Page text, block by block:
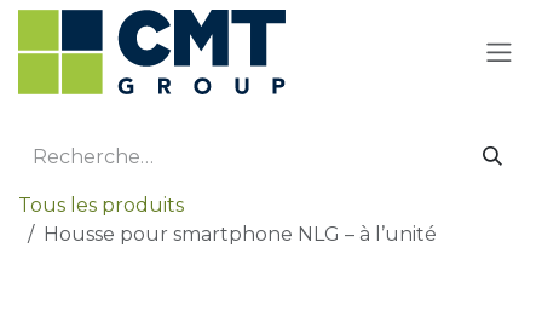
Se rendre au contenu
Tous les produits
Housse pour smartphone NLG – à l’unité